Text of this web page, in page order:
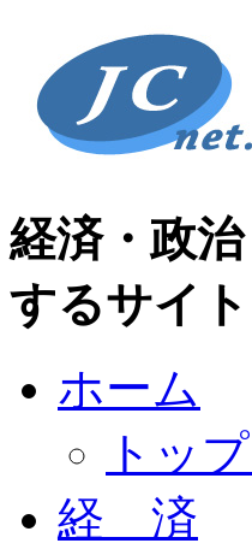
経済・政
するサイト
ホーム
トッ
経 済